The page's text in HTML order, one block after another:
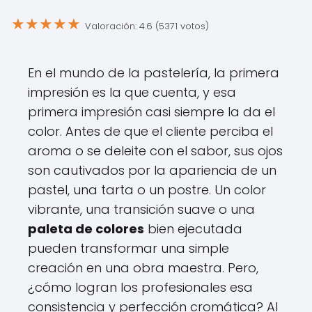
★★★★★ Valoración: 4.6 (5371 votos)
En el mundo de la pastelería, la primera
impresión es la que cuenta, y esa
primera impresión casi siempre la da el
color. Antes de que el cliente perciba el
aroma o se deleite con el sabor, sus ojos
son cautivados por la apariencia de un
pastel, una tarta o un postre. Un color
vibrante, una transición suave o una
paleta de colores bien ejecutada
pueden transformar una simple
creación en una obra maestra. Pero,
¿cómo logran los profesionales esa
consistencia y perfección cromática? Al